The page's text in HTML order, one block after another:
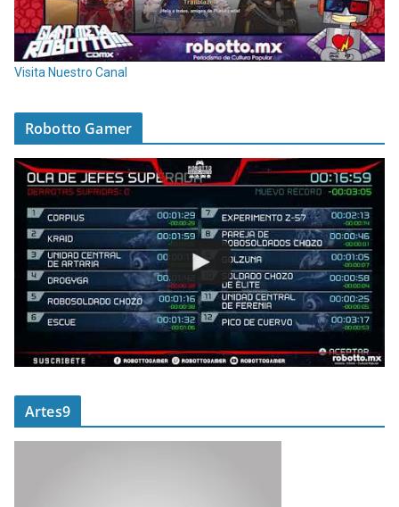
Visita Nuestro Canal
Robotto Gamer
Artes9